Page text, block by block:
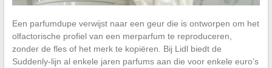
Een parfumdupe verwijst naar een geur die is ontworpen om het
olfactorische profiel van een merparfum te reproduceren,
zonder de fles of het merk te kopiëren. Bij Lidl biedt de
Suddenly-lijn al enkele jaren parfums aan die voor enkele euro’s